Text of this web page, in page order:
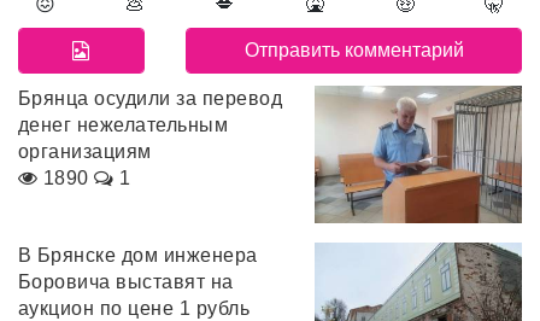
Брянца осудили за перевод
денег нежелательным
организациям
1890
1
В Брянске дом инженера
Боровича выставят на
аукцион по цене 1 рубль